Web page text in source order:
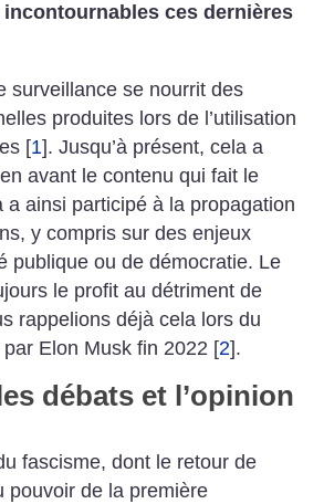
ces dernières
surveillance se nourrit des
produites lors de l’utilisation
[1]. Jusqu’à présent, cela a
avant le contenu qui fait le
ainsi participé à la propagation
y compris sur des enjeux
publique ou de démocratie. Le
le profit au détriment de
­rappelions déjà cela lors du
Elon Musk fin 2022 [2].
débats et l’opinion
fascisme, dont le retour de
pouvoir de la première